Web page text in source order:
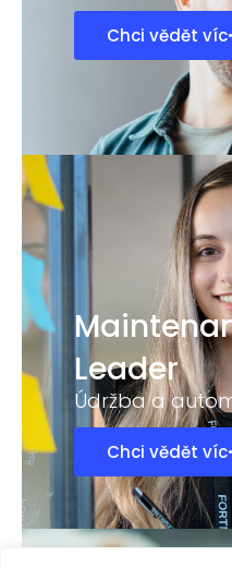
Chci vědět víc
Leader
Údržba a
Chci vědět víc